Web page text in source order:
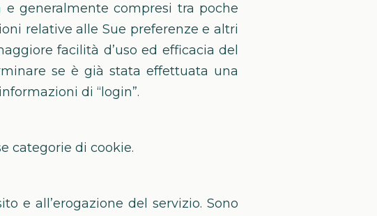
generalmente compresi tra poche
relative alle Sue preferenze e altri
facilità d’uso ed efficacia del
se è già stata effettuata una
di “login”.
categorie di cookie.
e all’erogazione del servizio. Sono